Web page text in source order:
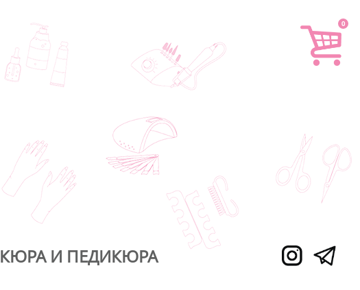
0
И ПЕДИКЮРА